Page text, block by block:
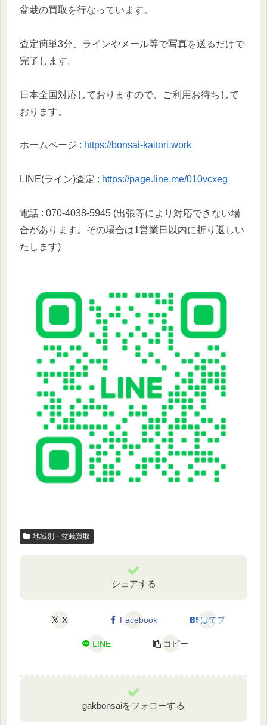
盆栽の買取を行なっています。
査定簡単3分、ラインやメール等で写真を送るだけで
完了します。
日本全国対応しておりますので、ご利用お待ちして
おります。
ホームページ : https://bonsai-kaitori.work
LINE(ライン)査定 : https://page.line.me/010vcxeg
電話 : 070-4038-5945 (出張等により対応できない場
合があります。その場合は1営業日以内に折り返しい
たします)
地域別・盆栽買取
シェアする
X Facebook はてブ
LINE コピー
gakbonsaiをフォローする